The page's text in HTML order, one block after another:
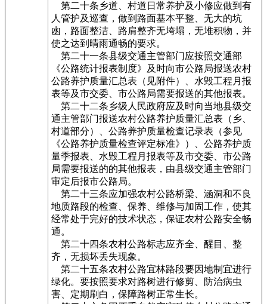
第二十条乡道、村道日常养护及小修应做到有
人管护及巡查，做到路面基本平整、无大的坑
凼，路面整洁、路肩整齐无垮塌，无堆积物，并
使之达到晴雨通畅的要求。
第二十一条县级交通主管部门应按照交通部
《公路统计报表制度》及时向市公路局报送农村
公路养护质量汇总表（见附件）、水毁工程月报
表等及市交委、市公路局需要报送的其他报表。
第二十二条乡级人民政府应及时向当地县级交
通主管部门报送农村公路养护质量汇总表（乡、
村道部分）、公路养护质量检查记录表（参见
《公路养护质量检查评定标准》）、公路养护质
量季报表、水毁工程月报表等及市交委、市公路
局需要报送的的其他报表，由县级交通主管部门
审定后报市公路局。
第二十三条应加强农村公路桥梁、涵洞和不良
地质路段的检查、保养、维修与加固工作，使其
经常处于完好的技术状态，保证农村公路安全畅
通。
第二十四条农村公路标志应齐全、醒目、整
齐，无损坏丢失现象。
第二十五条农村公路宜林路段要因地制宜进行
绿化。要按照要求对路树进行修剪、防治病虫
害、定期刷白，保障路树正常生长。